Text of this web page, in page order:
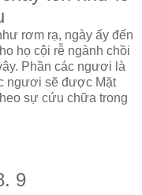
rơm rạ, ngày ấy đến
họ cội rễ ngành chồi
Phần các ngươi là
ngươi sẽ được Mặt
sự cứu chữa trong
9